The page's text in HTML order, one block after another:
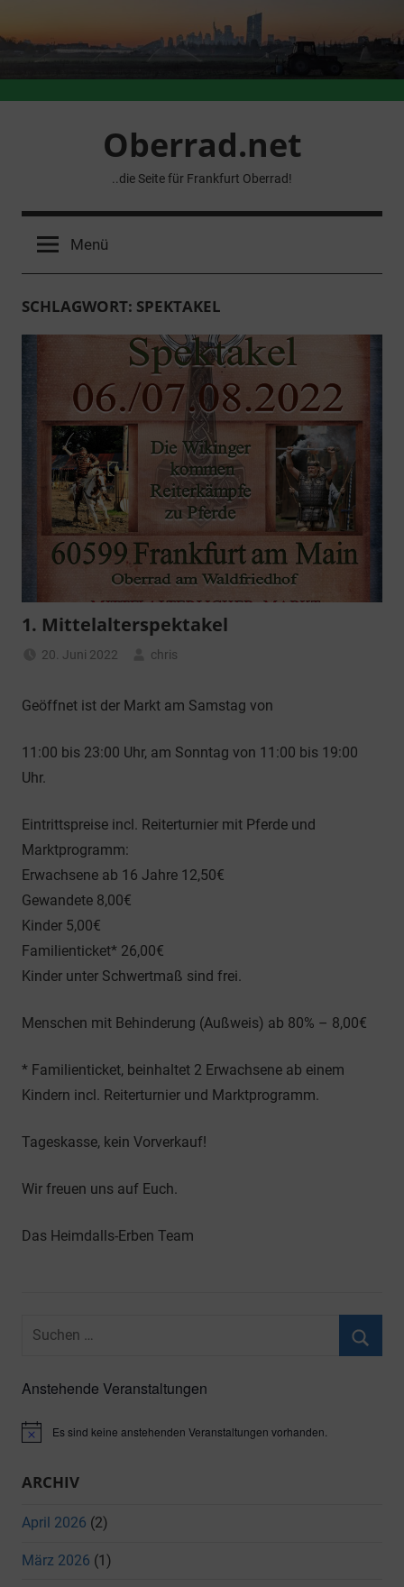
Inhalt
springen
Oberrad.net
..die Seite für Frankfurt Oberrad!
Menü
SCHLAGWORT: SPEKTAKEL
1. Mittelalterspektakel
20. Juni 2022 chris
Geöffnet ist der Markt am Samstag von
11:00 bis 23:00 Uhr, am Sonntag von 11:00 bis 19:00
Uhr.
Eintrittspreise incl. Reiterturnier mit Pferde und
Marktprogramm:
Erwachsene ab 16 Jahre 12,50€
Gewandete 8,00€
Kinder 5,00€
Familienticket* 26,00€
Kinder unter Schwertmaß sind frei.
Menschen mit Behinderung (Außweis) ab 80% – 8,00€
* Familienticket, beinhaltet 2 Erwachsene ab einem
Kindern incl. Reiterturnier und Marktprogramm.
Tageskasse, kein Vorverkauf!
Wir freuen uns auf Euch.
Das Heimdalls-Erben Team
Suchen
Anstehende Veranstaltungen
HinweisEs sind keine anstehenden Veranstaltungen vorhanden.
ARCHIV
April 2026 (2)
März 2026 (1)